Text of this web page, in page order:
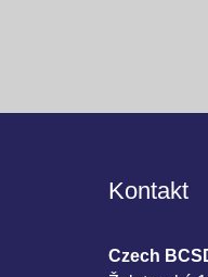
Kontakt
Czech